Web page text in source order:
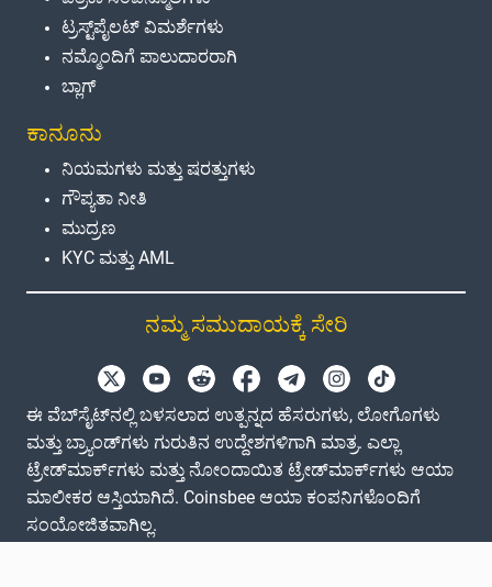
ಟ್ರಸ್ಟ್‌ಪೈಲಟ್ ವಿಮರ್ಶೆಗಳು
ನಮ್ಮೊಂದಿಗೆ ಪಾಲುದಾರರಾಗಿ
ಬ್ಲಾಗ್
ಕಾನೂನು
ನಿಯಮಗಳು ಮತ್ತು ಷರತ್ತುಗಳು
ಗೌಪ್ಯತಾ ನೀತಿ
ಮುದ್ರಣ
KYC ಮತ್ತು AML
ನಮ್ಮ ಸಮುದಾಯಕ್ಕೆ ಸೇರಿ
ಈ ವೆಬ್‌ಸೈಟ್‌ನಲ್ಲಿ ಬಳಸಲಾದ ಉತ್ಪನ್ನದ ಹೆಸರುಗಳು, ಲೋಗೊಗಳು
ಮತ್ತು ಬ್ರ್ಯಾಂಡ್‌ಗಳು ಗುರುತಿನ ಉದ್ದೇಶಗಳಿಗಾಗಿ ಮಾತ್ರ. ಎಲ್ಲಾ
ಟ್ರೇಡ್‌ಮಾರ್ಕ್‌ಗಳು ಮತ್ತು ನೋಂದಾಯಿತ ಟ್ರೇಡ್‌ಮಾರ್ಕ್‌ಗಳು ಆಯಾ
ಮಾಲೀಕರ ಆಸ್ತಿಯಾಗಿದೆ. Coinsbee ಆಯಾ ಕಂಪನಿಗಳೊಂದಿಗೆ
ಸಂಯೋಜಿತವಾಗಿಲ್ಲ.